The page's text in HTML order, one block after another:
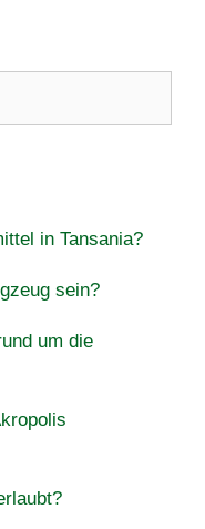
in Tansania?
sein?
um die